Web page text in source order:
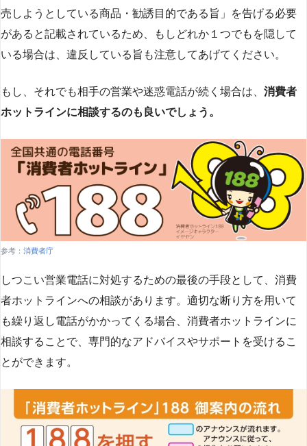
売しようとしている商品・勧誘目的である旨」を告げる必要
があると記載されているため、もしどれか１つでもを隠して
いる場合は、違反している旨も注意してあげてください。
もし、それでも相手の営業や迷惑電話が続く場合は、 消費者
ホットラインに相談するのも良いでしょう。
参考： 消費者庁
しつこい営業電話に対処するための最後の手段として、消費
者ホットラインへの相談があります。適切な断り方を用いて
も繰り返し電話がかかってくる場合、消費者ホットラインに
相談することで、専門的なアドバイスやサポートを受けるこ
とができます​​。